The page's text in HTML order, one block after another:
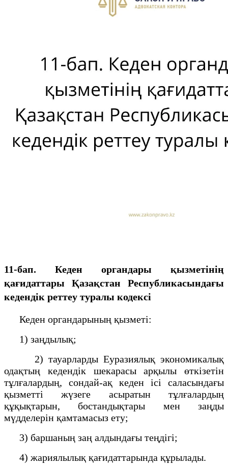
11-бап. Кеден органдары қызметінің
қағидаттары Қазақстан Республикасындағы
кедендік реттеу туралы кодексі
Кеден органдарының қызметі:
1) заңдылық;
2) тауарларды Еуразиялық экономикалық
одақтың кедендік шекарасы арқылы өткізетін
тұлғалардың, сондай-ақ кеден ісі саласындағы
қызметті жүзеге асыратын тұлғалардың
құқықтарын, бостандықтары мен заңды
мүдделерін қамтамасыз ету;
3) баршаның заң алдындағы теңдігі;
4) жариялылық қағидаттарында құрылады.